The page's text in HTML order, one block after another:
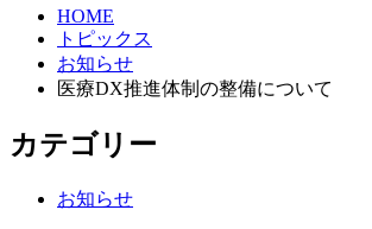
HOME
トピックス
お知らせ
医療DX推進体制の整備について
カテゴリー
お知らせ